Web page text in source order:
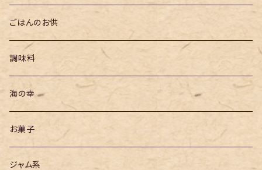
ごはんのお供
調味料
海の幸
お菓子
ジャム系